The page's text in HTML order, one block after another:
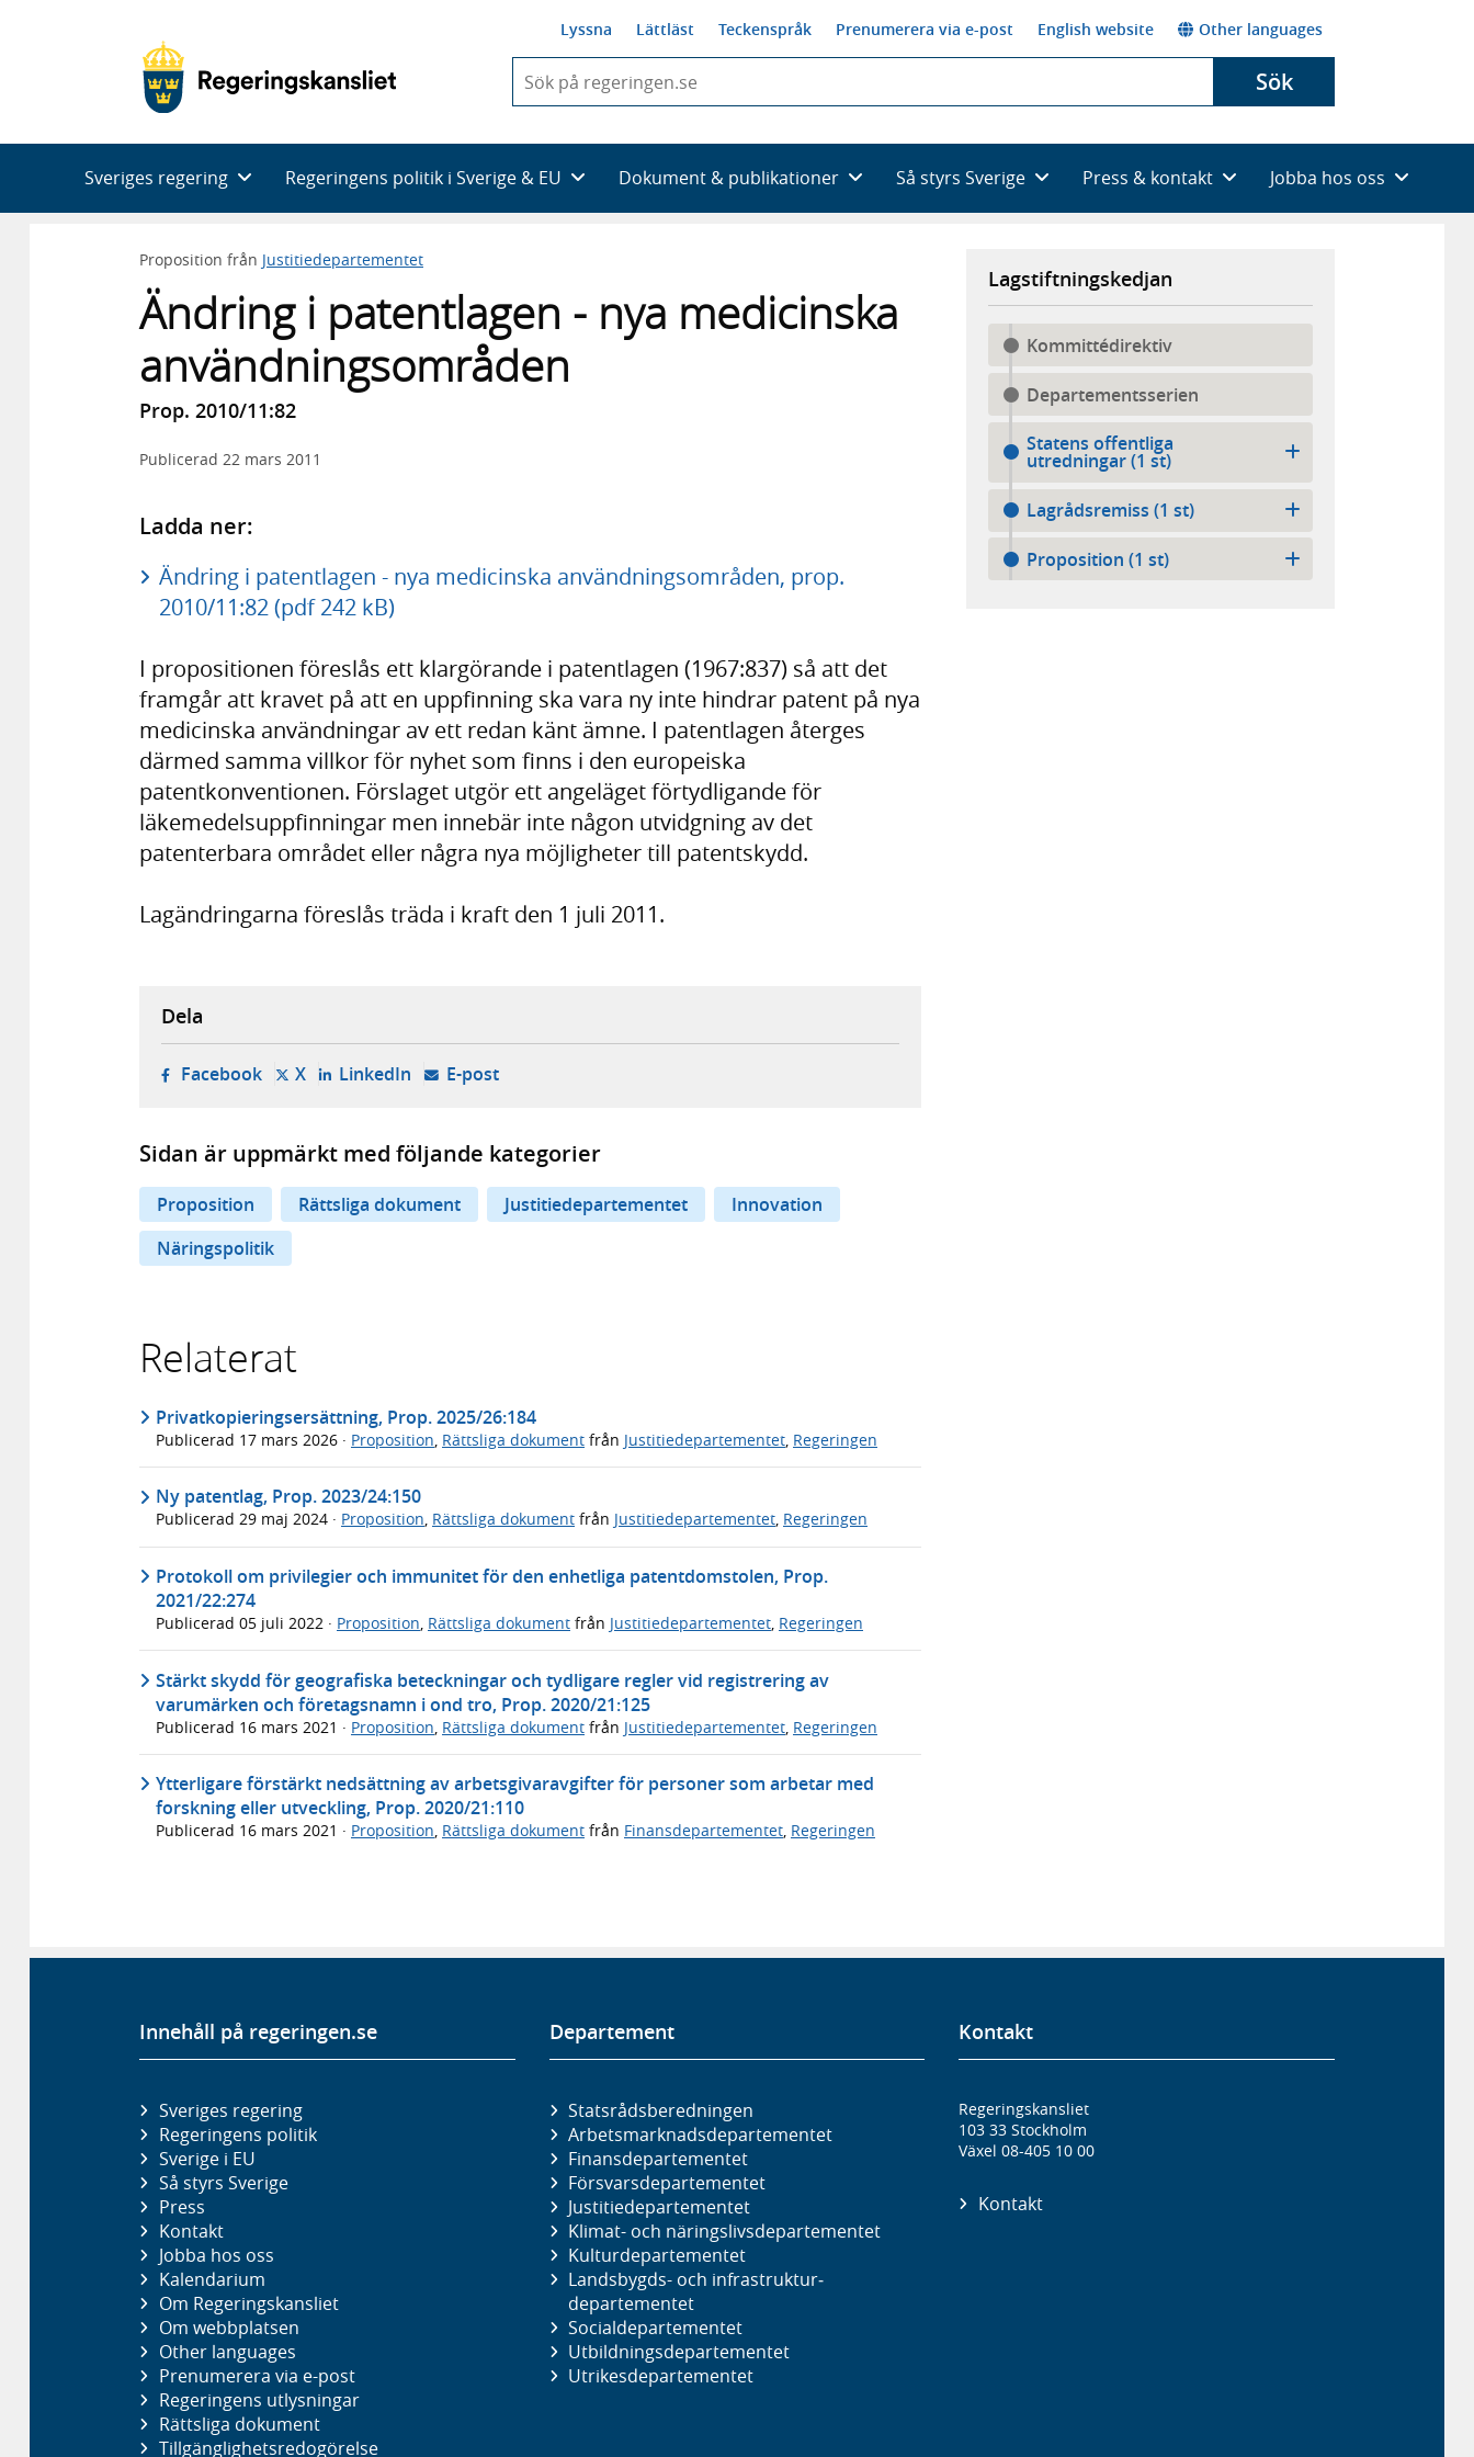
Lyssna Lättläst Teckenspråk Prenumerera via e-post English website Other languages
du
skriva
framträder
en
Sök
Sveriges regering Regeringens politik i Sverige & EU Dokument & publikationer Så styrs Sverige Press & kontakt Jobba hos oss
Proposition från Justitiedepartementet
Ändring i patentlagen - nya medicinska
användningsområden
Prop. 2010/11:82
Publicerad 22 mars 2011
Ladda ner:
Ändring i patentlagen - nya medicinska användningsområden, prop.
2010/11:82 (pdf 242 kB)
I propositionen föreslås ett klargörande i patentlagen (1967:837) så att det
framgår att kravet på att en uppfinning ska vara ny inte hindrar patent på nya
medicinska användningar av ett redan känt ämne. I patentlagen återges
därmed samma villkor för nyhet som finns i den europeiska
patentkonventionen. Förslaget utgör ett angeläget förtydligande för
läkemedelsuppfinningar men innebär inte någon utvidgning av det
patenterbara området eller några nya möjligheter till patentskydd.
Lagändringarna föreslås träda i kraft den 1 juli 2011.
Lagstiftningskedjan
Kommittédirektiv
Departementsserien
Statens offentliga
utredningar (1 st)
Lagrådsremiss (1 st)
Proposition (1 st)
Dela
Facebook- öppnas i ny flik, extern webbplats,
X- öppnas i ny flik, extern webbplats,
LinkedIn- öppnas i ny flik, extern webbplats,
E-post- öppnar din e-postklient,
Sidan är uppmärkt med följande kategorier
Proposition Rättsliga dokument Justitiedepartementet
Innovation
Näringspolitik
Relaterat
Privatkopieringsersättning, Prop. 2025/26:184
Publicerad 17 mars 2026 · Proposition Rättsliga dokument från Justitiedepartementet Regeringen
Ny patentlag, Prop. 2023/24:150
Publicerad 29 maj 2024 · Proposition, Rättsliga dokument från Justitiedepartementet, Regeringen
Protokoll om privilegier och immunitet för den enhetliga patentdomstolen, Prop.
2021/22:274
Publicerad 05 juli 2022 · Proposition, Rättsliga dokument från Justitiedepartementet, Regeringen
Stärkt skydd för geografiska beteckningar och tydligare regler vid registrering av
varumärken och företagsnamn i ond tro, Prop. 2020/21:125
Publicerad 16 mars 2021 · Proposition Rättsliga dokument från Justitiedepartementet Regeringen
Ytterligare förstärkt nedsättning av arbetsgivaravgifter för personer som arbetar med
forskning eller utveckling, Prop. 2020/21:110
Publicerad 16 mars 2021 · Proposition, Rättsliga dokument från Finansdepartementet, Regeringen
Innehåll på regeringen.se
Sveriges regering
Regeringens politik
Sverige i EU
Så styrs Sverige
Press
Kontakt
Jobba hos oss
Kalendarium
Om Regeringskansliet
Om webbplatsen
Other languages
Prenumerera via e-post
Regeringens utlysningar
Rättsliga dokument
Tillgänglighetsredogörelse
Departement
Statsrådsberedningen
Arbetsmarknads­departementet
Finans­departementet
Försvars­departementet
Justitie­departementet
Klimat- och näringslivs­departementet
Kultur­departementet
Landsbygds- och infrastruktur­
departementet
Social­departementet
Utbildnings­departementet
Utrikes­departementet
Kontakt
Regeringskansliet
103 33 Stockholm
Växel 08-405 10 00
Kontakt